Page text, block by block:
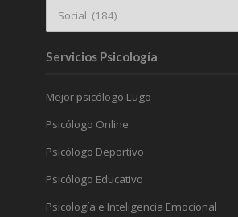
Servicios Psicología
Mejor psicólogo Lugo
Psicólogo Online
Psicólogo Deportivo
Psicólogo Educativo
Psicología e Inteligencia Emocional